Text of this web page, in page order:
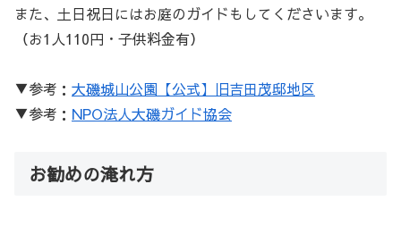
また、土日祝日にはお庭のガイドもしてくださいます。
（お1人110円・子供料金有）
▼参考： 大磯城山公園【公式】旧吉田茂邸地区
▼参考： NPO法人大磯ガイド協会
お勧めの淹れ方